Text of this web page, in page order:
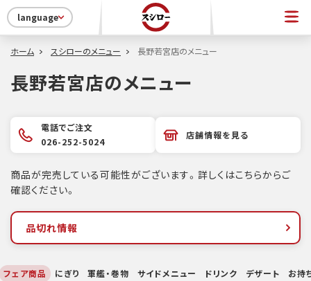
language
ホーム スシローのメニュー 長野若宮店のメニュー
長野若宮店のメニュー
電話でご注文
026-252-5024
店舗情報を見る
商品が完売している可能性がございます。詳しくはこちらからご
確認ください。
品切れ情報
フェア商品 にぎり 軍艦・巻物 サイドメニュー ドリンク デザート お持